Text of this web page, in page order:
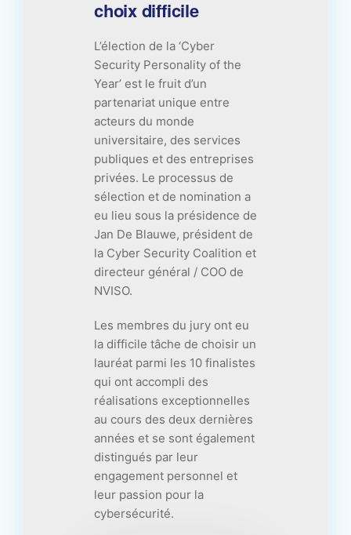
choix difficile
L’élection de la ‘Cyber
Security Personality of the
Year’ est le fruit d’un
partenariat unique entre
acteurs du monde
universitaire, des services
publiques et des entreprises
privées. Le processus de
sélection et de nomination a
eu lieu sous la présidence de
Jan De Blauwe, président de
la Cyber Security Coalition et
directeur général / COO de
NVISO.
Les membres du jury ont eu
la difficile tâche de choisir un
lauréat parmi les 10 finalistes
qui ont accompli des
réalisations exceptionnelles
au cours des deux dernières
années et se sont également
distingués par leur
engagement personnel et
leur passion pour la
cybersécurité.